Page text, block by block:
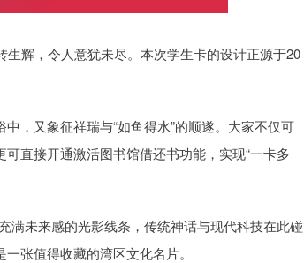
生辉，令人意犹未尽。本次学生卡的设计正源于20
，又象征祥瑞与“如鱼得水”的顺遂。大家不仅可
直接开通激活图书馆借还书功能，实现“一卡多
满未来感的光影线条，传统神话与现代科技在此碰
张值得收藏的湾区文化名片。